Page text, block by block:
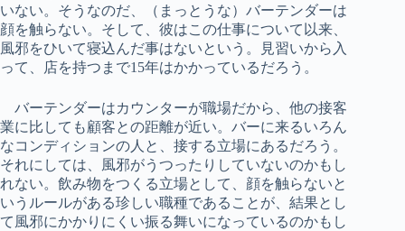
いない。そうなのだ、（まっとうな）バーテンダーは
顔を触らない。そして、彼はこの仕事について以来、
風邪をひいて寝込んだ事はないという。見習いから入
って、店を持つまで15年はかかっているだろう。
バーテンダーはカウンターが職場だから、他の接客
業に比しても顧客との距離が近い。バーに来るいろん
なコンディションの人と、接する立場にあるだろう。
それにしては、風邪がうつったりしていないのかもし
れない。飲み物をつくる立場として、顔を触らないと
いうルールがある珍しい職種であることが、結果とし
て風邪にかかりにくい振る舞いになっているのかもし